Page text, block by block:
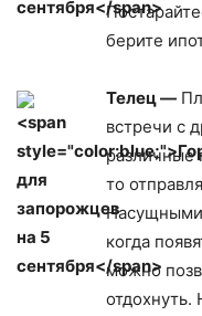
берите
Телец —
встречи с
различные
то
Насущными
когда
можно